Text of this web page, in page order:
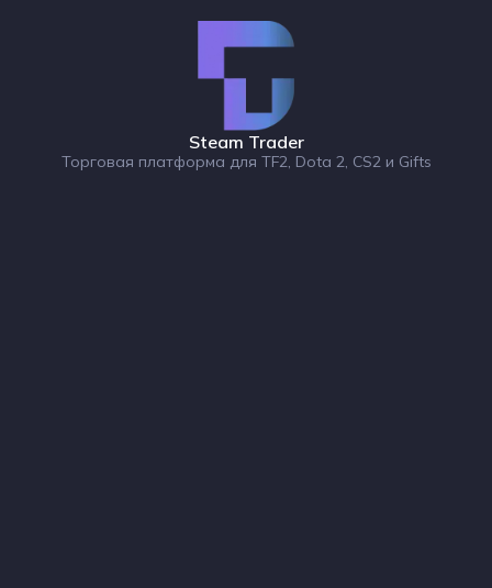
Steam Trader
Торговая платформа для TF2, Dota 2, CS2 и Gifts